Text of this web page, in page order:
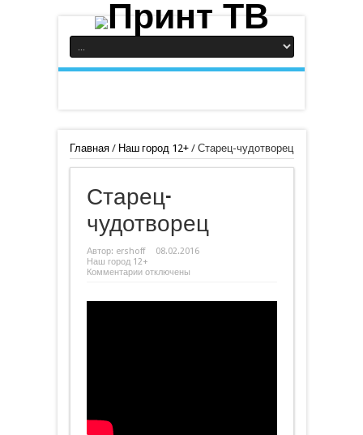
Главная/ Наш город 12+/ Старец-чудотворец
Старец-
чудотворец
Автор: ershoff
08.02.2016
Наш город 12+
Комментариик
чудотворец
отключены